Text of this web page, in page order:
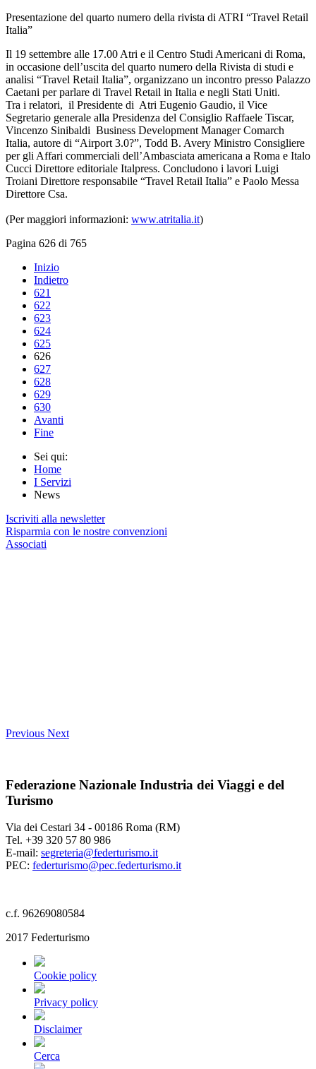
Presentazione del quarto numero della rivista di ATRI “Travel Retail
Italia”
Il 19 settembre alle 17.00 Atri e il Centro Studi Americani di Roma,
in occasione dell’uscita del quarto numero della Rivista di studi e
analisi “Travel Retail Italia”, organizzano un incontro presso Palazzo
Caetani per parlare di Travel Retail in Italia e negli Stati Uniti.
Tra i relatori, il Presidente di Atri Eugenio Gaudio, il Vice
Segretario generale alla Presidenza del Consiglio Raffaele Tiscar,
Vincenzo Sinibaldi Business Development Manager Comarch
Italia, autore di “Airport 3.0?”, Todd B. Avery Ministro Consigliere
per gli Affari commerciali dell’Ambasciata americana a Roma e Italo
Cucci Direttore editoriale Italpress. Concludono i lavori Luigi
Troiani Direttore responsabile “Travel Retail Italia” e Paolo Messa
Direttore Csa.
(Per maggiori informazioni: www.atritalia.it)
Pagina 626 di 765
Inizio
Indietro
621
622
623
624
625
626
627
628
629
630
Avanti
Fine
Sei qui:
Home
I Servizi
News
Iscriviti alla newsletter
Risparmia con le nostre convenzioni
Associati
Previous Next
Federazione Nazionale Industria dei Viaggi e del
Turismo
Via dei Cestari 34 - 00186 Roma (RM)
Tel. +39 320 57 80 986
E-mail: segreteria@federturismo.it
PEC: federturismo@pec.federturismo.it
c.f. 96269080584
2017 Federturismo
Cookie policy
Privacy policy
Disclaimer
Cerca